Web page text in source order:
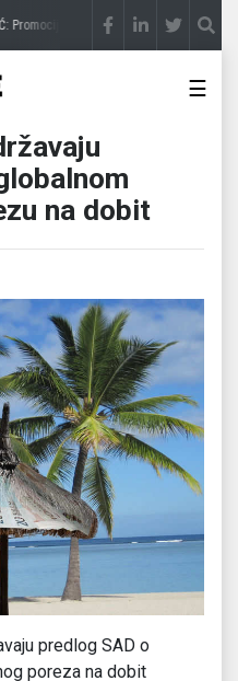
Promocija potencijal pretvara u destinaciju
☰
na dobit
predlog SAD o
poreza na dobit